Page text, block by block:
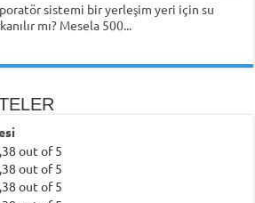
sistemi bir yerleşim yeri için su
mı? Mesela 500...